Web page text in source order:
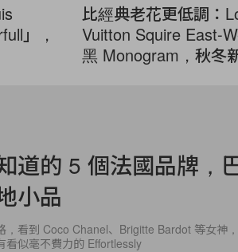
」，
比經典老花更低調：
Vuitton Squire East-
黑 Monogram，秋冬
道的 5 個法國品牌，
小品
，看到 Coco Chanel、Brigitte Bardot 等女神
看似毫不費力的 Effortlessly